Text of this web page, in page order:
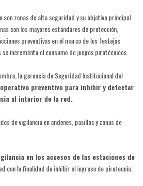
son zonas de alta seguridad y su objetivo principal
con los mayores estándares de protección,
preventivas en el marco de los festejos
incrementa el consumo de juegos pirotécnicos.
la gerencia de Seguridad Institucional del
preventivo para inhibir y detectar
al interior de la red.
de vigilancia en andenes, pasillos y zonas de
en los accesos de las estaciones de
con la finalidad de inhibir el ingreso de pirotecnia.